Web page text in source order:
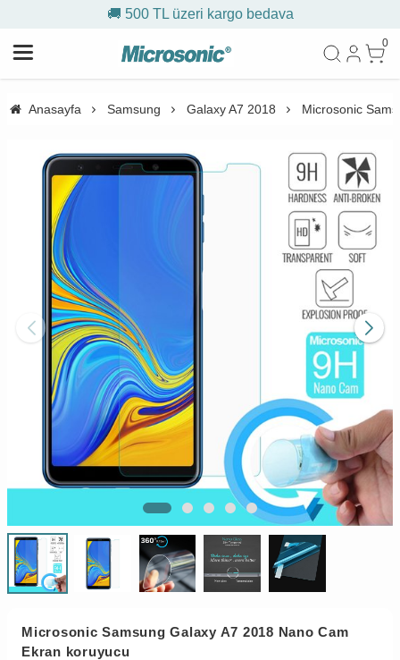
🚚 500 TL üzeri kargo bedava
0
Anasayfa Samsung Galaxy A7 2018 Microsonic
Microsonic Samsung Galaxy A7 2018 Nano Cam
Ekran koruyucu